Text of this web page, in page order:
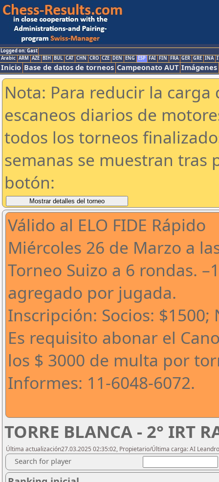
Logged on: Gast
Arabic ARM AZE BIH BUL CAT CHN CRO CZE DEN ENG ESP FAI FIN FRA GER GRE INA
Inicio Base de datos de torneos Campeonato AUT Imágenes
Nota: Para reducir la
escaneos diarios de
todos los torneos
semanas se muestran tras
botón:
Válido al ELO FIDE Rápido
Miércoles 26 de Marzo a
Torneo Suizo a 6 rondas.
agregado por jugada.
Inscripción: Socios: $1500;
Es requisito abonar el
los $ 3000 de multa por
Informes: 11-6048-6072.
TORRE BLANCA - 2° IRT
Última actualización27.03.2025 02:35:02, Propietario/Última carga: AI
Search for player